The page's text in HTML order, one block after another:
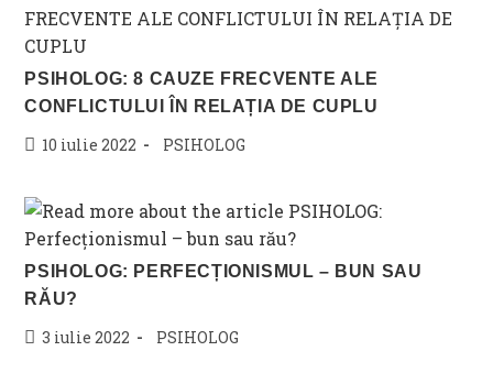
PSIHOLOG: 8 CAUZE FRECVENTE ALE
CONFLICTULUI ÎN RELAȚIA DE CUPLU
Post10 iulie 2022
Post
PSIHOLOG
PSIHOLOG: PERFECȚIONISMUL – BUN SAU
RĂU?
Post3 iulie 2022
Post
PSIHOLOG